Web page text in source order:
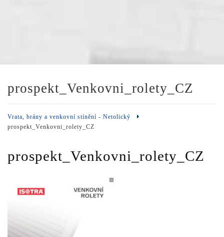
prospekt_Venkovni_rolety_CZ
Vrata, brány a venkovní stínění - Netolický
prospekt_Venkovni_rolety_CZ
prospekt_Venkovni_rolety_CZ